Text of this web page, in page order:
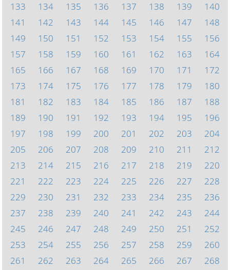
133
134 135 136 137 138 139
140
141
142 143 144 145 146 147
148
149
150 151 152 153 154 155
156
157
158 159 160 161 162 163
164
165
166 167 168 169 170 171
172
173
174 175 176 177 178 179
180
181
182 183 184 185 186 187
188
189
190 191 192 193 194 195
196
197
198 199 200 201 202 203
204
205
206 207 208 209 210 211
212
213
214 215 216 217 218 219
220
221
222 223 224 225 226 227
228
229
230 231 232 233 234 235
236
237
238 239 240 241 242 243
244
245
246 247 248 249 250 251
252
253
254 255 256 257 258 259
260
261
262 263 264 265 266 267
268